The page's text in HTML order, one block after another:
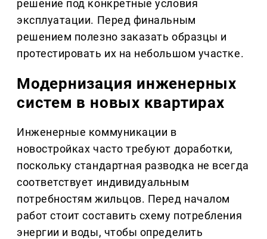
решение под конкретные условия
эксплуатации. Перед финальным
решением полезно заказать образцы и
протестировать их на небольшом участке.
Модернизация инженерных
систем в новых квартирах
Инженерные коммуникации в
новостройках часто требуют доработки,
поскольку стандартная разводка не всегда
соответствует индивидуальным
потребностям жильцов. Перед началом
работ стоит составить схему потребления
энергии и воды, чтобы определить